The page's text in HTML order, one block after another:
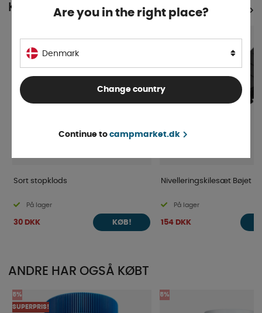
KATEGORI
SE ALLE PRODUKTER
Sort stopklods
På lager
30 DKK KØB!
Nivelleringskilesæt Bøjet
På lager
154 DKK
ANDRE HAR OGSÅ KØBT
5%
SUPERPRIS!
5%
Are you in the right place?
Denmark
Change country
Continue to campmarket.dk